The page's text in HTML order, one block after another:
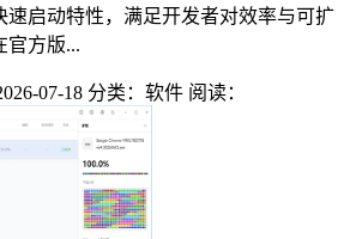
速启动特性，满足开发者对效率与可扩
官方版...
07-18 分类：软件 阅读：